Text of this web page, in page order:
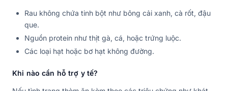
Rau không chứa tinh bột như bông cải xanh, cà rốt, đậu
que.
Nguồn protein như thịt gà, cá, hoặc trứng luộc.
Các loại hạt hoặc bơ hạt không đường.
Khi nào cần hỗ trợ y tế?